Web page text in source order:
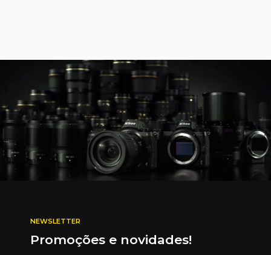
NEWSLETTER
Promoções e novidades!